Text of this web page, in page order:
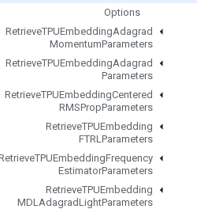
Options
RetrieveTPUEmbeddingAdagrad
MomentumParameters
RetrieveTPUEmbeddingAdagrad
Parameters
RetrieveTPUEmbeddingCentered
RMSPropParameters
RetrieveTPUEmbedding
FTRLParameters
TPUEmbeddingFrequency
EstimatorParameters
RetrieveTPUEmbedding
MDLAdagradLightParameters